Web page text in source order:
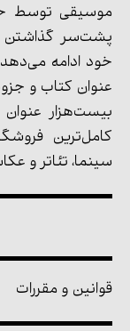
موسیقی توسط
پشت‌سر گذاشتن
خود ادامه
عنوان کتاب و
بیست‌هزار
کامل‌ترین
سینما، تئاتر و
قوانین و مقررات